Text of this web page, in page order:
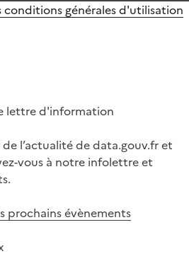
conditions générales d'utilisation
lettre d'information
l’actualité de data.gouv.fr et
vous à notre infolettre et
prochains évènements